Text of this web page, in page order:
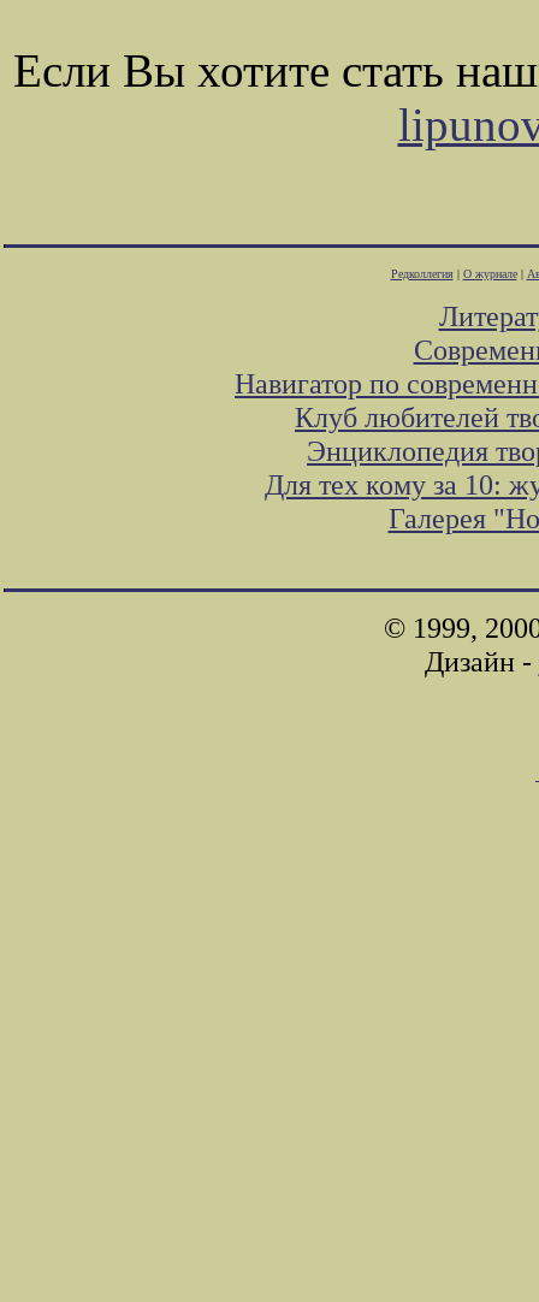
Если Вы хотите стать
Редколлегия| О журнале|
Навигатор по
Клуб любителей
Энциклопедия
Для тех кому за 10:
Галерея
© 1999,
Дизайн -